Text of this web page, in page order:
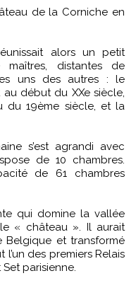
alors un petit
distantes de
uns des autres : le
début du XXe siècle,
du 19ème siècle, et la
s’est agrandi avec
de 10 chambres.
de 61 chambres
qui domine la vallée
« château ». Il aurait
et transformé
des premiers Relais
parisienne.